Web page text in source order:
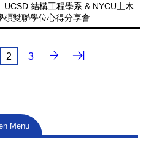
UCSD 結構工程學系 & NYCU土木
碩雙聯學位心得分享會
2 3 下一頁最後一頁
Menu